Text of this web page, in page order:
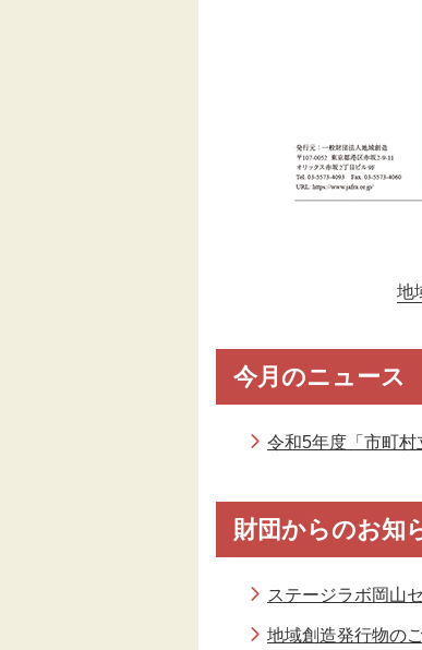
地
今月のニュース
令和5年度「市町村
財団からのお知
ステージラボ岡山
地域創造発行物の